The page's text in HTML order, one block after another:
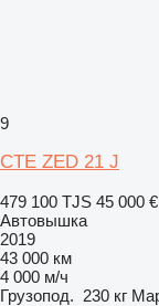
9
CTE ZED 21 J
479 100 TJS 45 000 €
Автовышка
2019
43 000 км
4 000 м/ч
Грузопод. 230 кг